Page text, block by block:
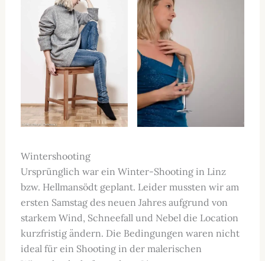
Wintershooting
Ursprünglich war ein Winter-Shooting in Linz
bzw. Hellmansödt geplant. Leider mussten wir am
ersten Samstag des neuen Jahres aufgrund von
starkem Wind, Schneefall und Nebel die Location
kurzfristig ändern. Die Bedingungen waren nicht
ideal für ein Shooting in der malerischen